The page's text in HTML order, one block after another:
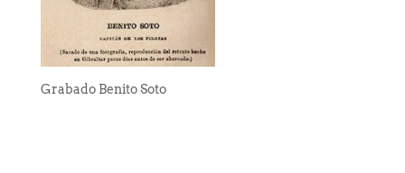
Grabado Benito Soto